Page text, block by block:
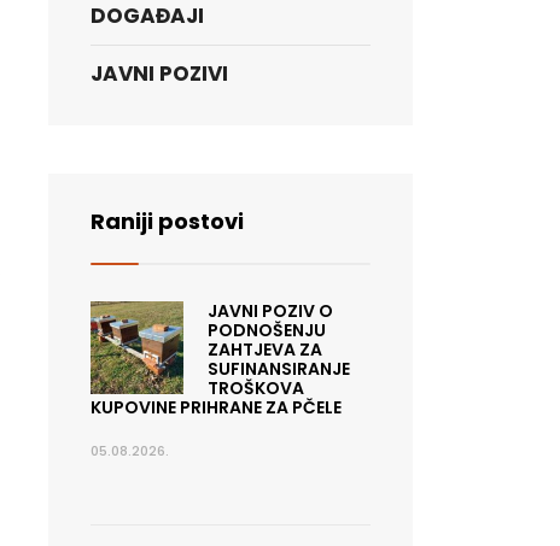
DOGAĐAJI
JAVNI POZIVI
Raniji postovi
JAVNI POZIV O
PODNOŠENJU
ZAHTJEVA ZA
SUFINANSIRANJE
TROŠKOVA
KUPOVINE PRIHRANE ZA PČELE
05.08.2026.